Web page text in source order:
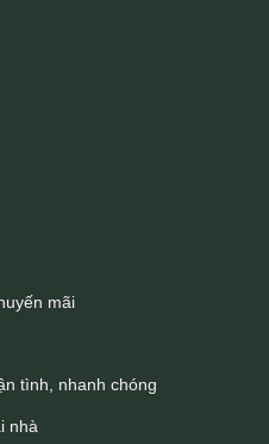
mãi
tình, nhanh chóng
nhà